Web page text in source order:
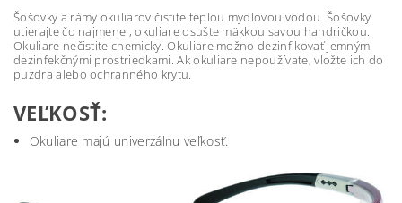
Šošovky a rámy okuliarov čistite teplou mydlovou vodou. Šošovky
utierajte čo najmenej, okuliare osušte mäkkou savou handričkou.
Okuliare nečistite chemicky. Okuliare možno dezinfikovať jemnými
dezinfekčnými prostriedkami. Ak okuliare nepoužívate, vložte ich do
puzdra alebo ochranného krytu.
VEĽKOSŤ:
Okuliare majú univerzálnu veľkosť.